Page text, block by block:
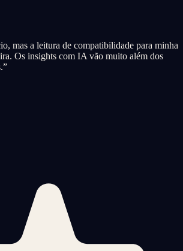
mas a leitura de compatibilidade para minha
Os insights com IA vão muito além dos
”